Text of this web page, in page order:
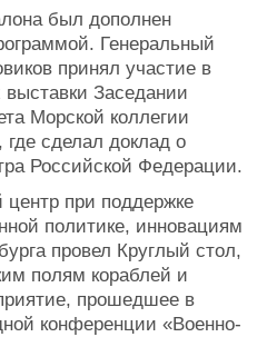
был дополнен
Генеральный
принял участие в
Заседании
Морской коллегии
сделал доклад о
Российской Федерации.
центр при поддержке
политике, инновациям
провел Круглый стол,
полям кораблей и
прошедшее в
конференции «Военно-